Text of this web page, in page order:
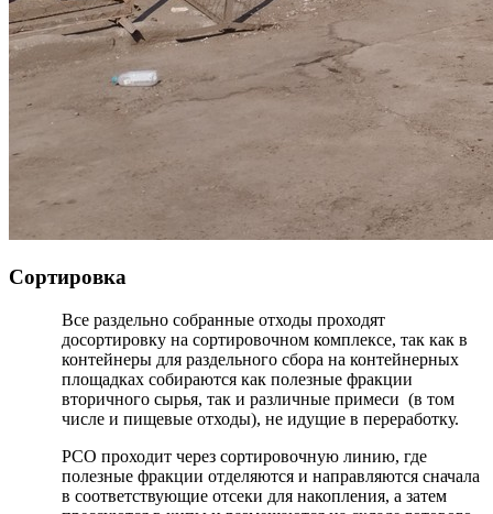
Сортировка
Все раздельно собранные отходы проходят
досортировку на сортировочном комплексе, так как в
контейнеры для раздельного сбора на контейнерных
площадках собираются как полезные фракции
вторичного сырья, так и различные примеси (в том
числе и пищевые отходы), не идущие в переработку.
РСО проходит через сортировочную линию, где
полезные фракции отделяются и направляются сначала
в соответствующие отсеки для накопления, а затем